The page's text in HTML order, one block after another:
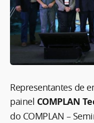
Representantes de
painel COMPLAN
do COMPLAN –